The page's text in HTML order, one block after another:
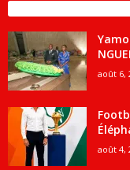
août 6,
août 4,